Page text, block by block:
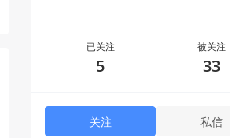
已关注
5
被关注
33
关注 私信